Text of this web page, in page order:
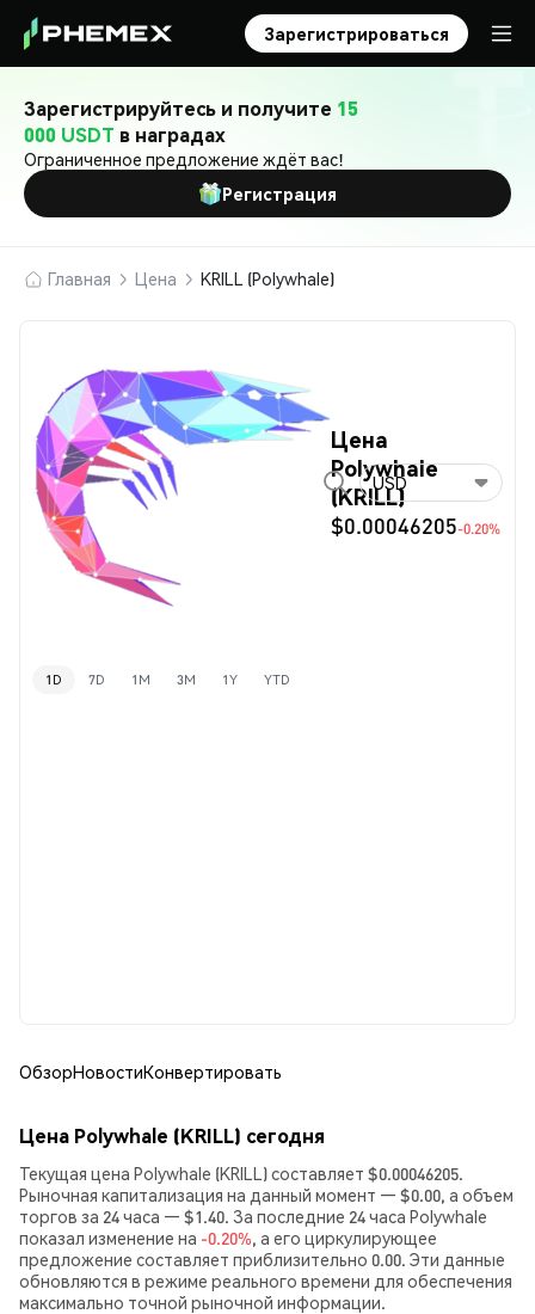
Зарегистрироваться
Зарегистрируйтесь и получите 15
000 USDT в наградах
Ограниченное предложение ждёт вас!
Регистрация
Главная Цена KRILL (Polywhale)
Цена
Polywhale
(KRILL)
$0.00046205-0.20%
USD
1D 7D 1M 3M 1Y YTD
ОбзорНовостиКонвертировать
Цена Polywhale (KRILL) сегодня
Текущая цена Polywhale (KRILL) составляет $0.00046205.
Рыночная капитализация на данный момент — $0.00, а объем
торгов за 24 часа — $1.40. За последние 24 часа Polywhale
показал изменение на -0.20%, а его циркулирующее
предложение составляет приблизительно 0.00. Эти данные
обновляются в режиме реального времени для обеспечения
максимально точной рыночной информации.